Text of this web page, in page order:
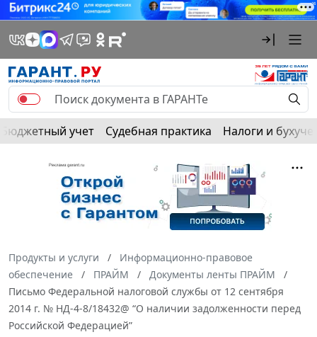
Бюджетный учет Судебная практика Налоги и
Продукты и услуги
Информационно-правовое
обеспечение
ПРАЙМ
Документы ленты ПРАЙМ
Письмо Федеральной налоговой службы от 12 сентября
2014 г. № НД-4-8/18432@ “О наличии задолженности перед
Российской Федерацией”